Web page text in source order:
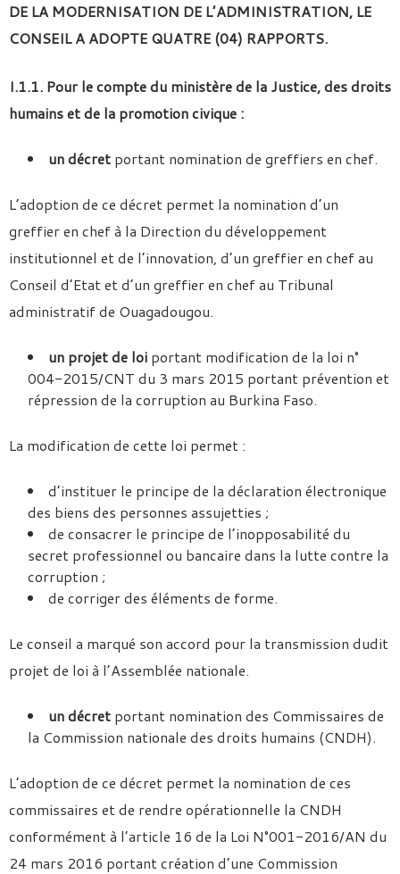
DE LA MODERNISATION DE L’ADMINISTRATION, LE
CONSEIL A ADOPTE QUATRE (04) RAPPORTS.
I.1.1. Pour le compte du ministère de la Justice, des droits
humains et de la promotion civique :
undécret portant nomination de greffiers en chef.
L’adoption de ce décret permet la nomination d’un
greffier en chef à la Direction du développement
institutionnel et de l’innovation, d’un greffier en chef au
Conseil d’Etat et d’un greffier en chef au Tribunal
administratif de Ouagadougou.
un projet de loi portant modification de la loi n°
004-2015/CNT du 3 mars 2015 portant prévention et
répression de la corruption au Burkina Faso.
La modification de cette loi permet :
d’instituer le principe de la déclaration électronique
des biens des personnes assujetties ;
de consacrer le principe de l’inopposabilité du
secret professionnel ou bancaire dans la lutte contre la
corruption ;
de corriger des éléments de forme.
Le conseil a marqué son accord pour la transmission dudit
projet de loi à l’Assemblée nationale.
undécret portant nomination des Commissaires de
la Commission nationale des droits humains (CNDH).
L’adoption de ce décret permet la nomination de ces
commissaires et de rendre opérationnelle la CNDH
conformément à l’article 16 de la Loi N°001-2016/AN du
24 mars 2016 portant création d’une Commission